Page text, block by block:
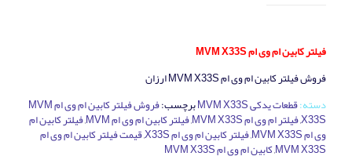
فیلتر کابین ام وی ام MVM X33S
فروش فیلتر کابین ام وی ام MVM X33S ارزان
دسته:قطعات یدکی MVM X33S برچسب: فروش فیلتر کابین ام وی ام MVM
X33S
,فیلتر ام وی ام MVM X33S ,فیلتر کابین ام وی ام MVM ,فیلتر کابین ام
وی ام MVM X33S ,فیلتر کابین ام وی ام X33S ,قیمت فیلتر کابین ام وی ام
MVM X33S
,کابین ام وی ام MVM X33S